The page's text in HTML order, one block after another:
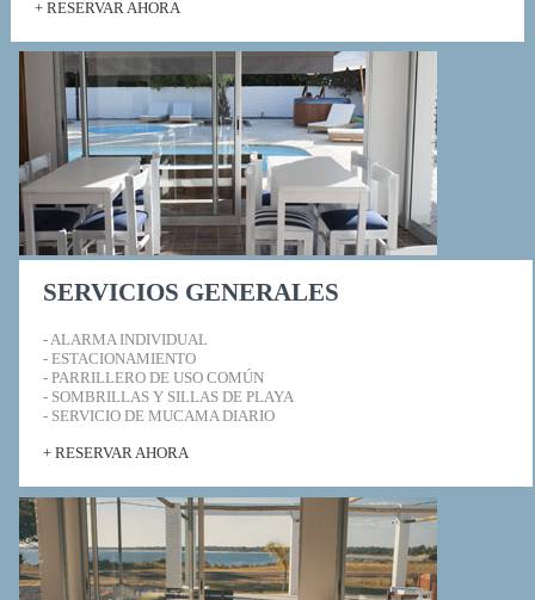
+ RESERVAR AHORA
SERVICIOS GENERALES
- ALARMA INDIVIDUAL
- ESTACIONAMIENTO
- PARRILLERO DE USO COMÚN
- SOMBRILLAS Y SILLAS DE PLAYA
- SERVICIO DE MUCAMA DIARIO
+ RESERVAR AHORA